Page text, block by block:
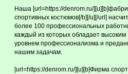
Наша [url=https://denrom.ru/
спортивных костюмов[/b][/u][/url]
более 100 профессиональных
каждый из которых обладает высоким
уровнем профессионализма и
нашим задачам.
[url=https://denrom.ru/][u][b]Фирма